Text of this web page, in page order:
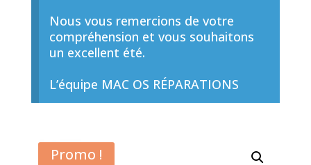
Nous vous remercions de votre
compréhension et vous souhaitons
un excellent été.
L’équipe MAC OS RÉPARATIONS
Promo !